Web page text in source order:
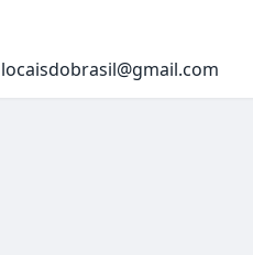
locaisdobrasil@gmail.com